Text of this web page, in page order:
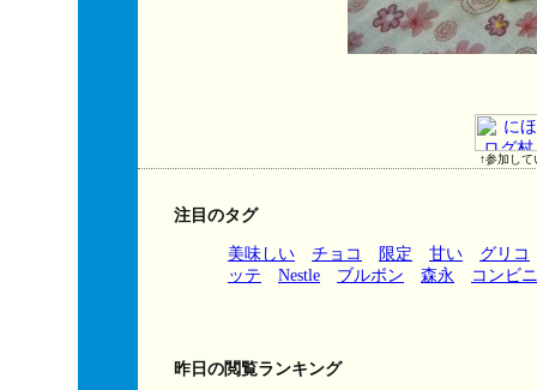
↑参加して
注目のタグ
美味しい チョコ 限定 甘い
グリコ
ッテ
Nestle ブルボン 森永 コンビニ
昨日の閲覧ランキング